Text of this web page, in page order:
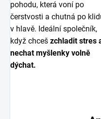
pohodu, která voní po
čerstvosti a chutná po
v hlavě. Ideální společník,
když chceš zchladit stres
nechat myšlenky volně
dýchat.